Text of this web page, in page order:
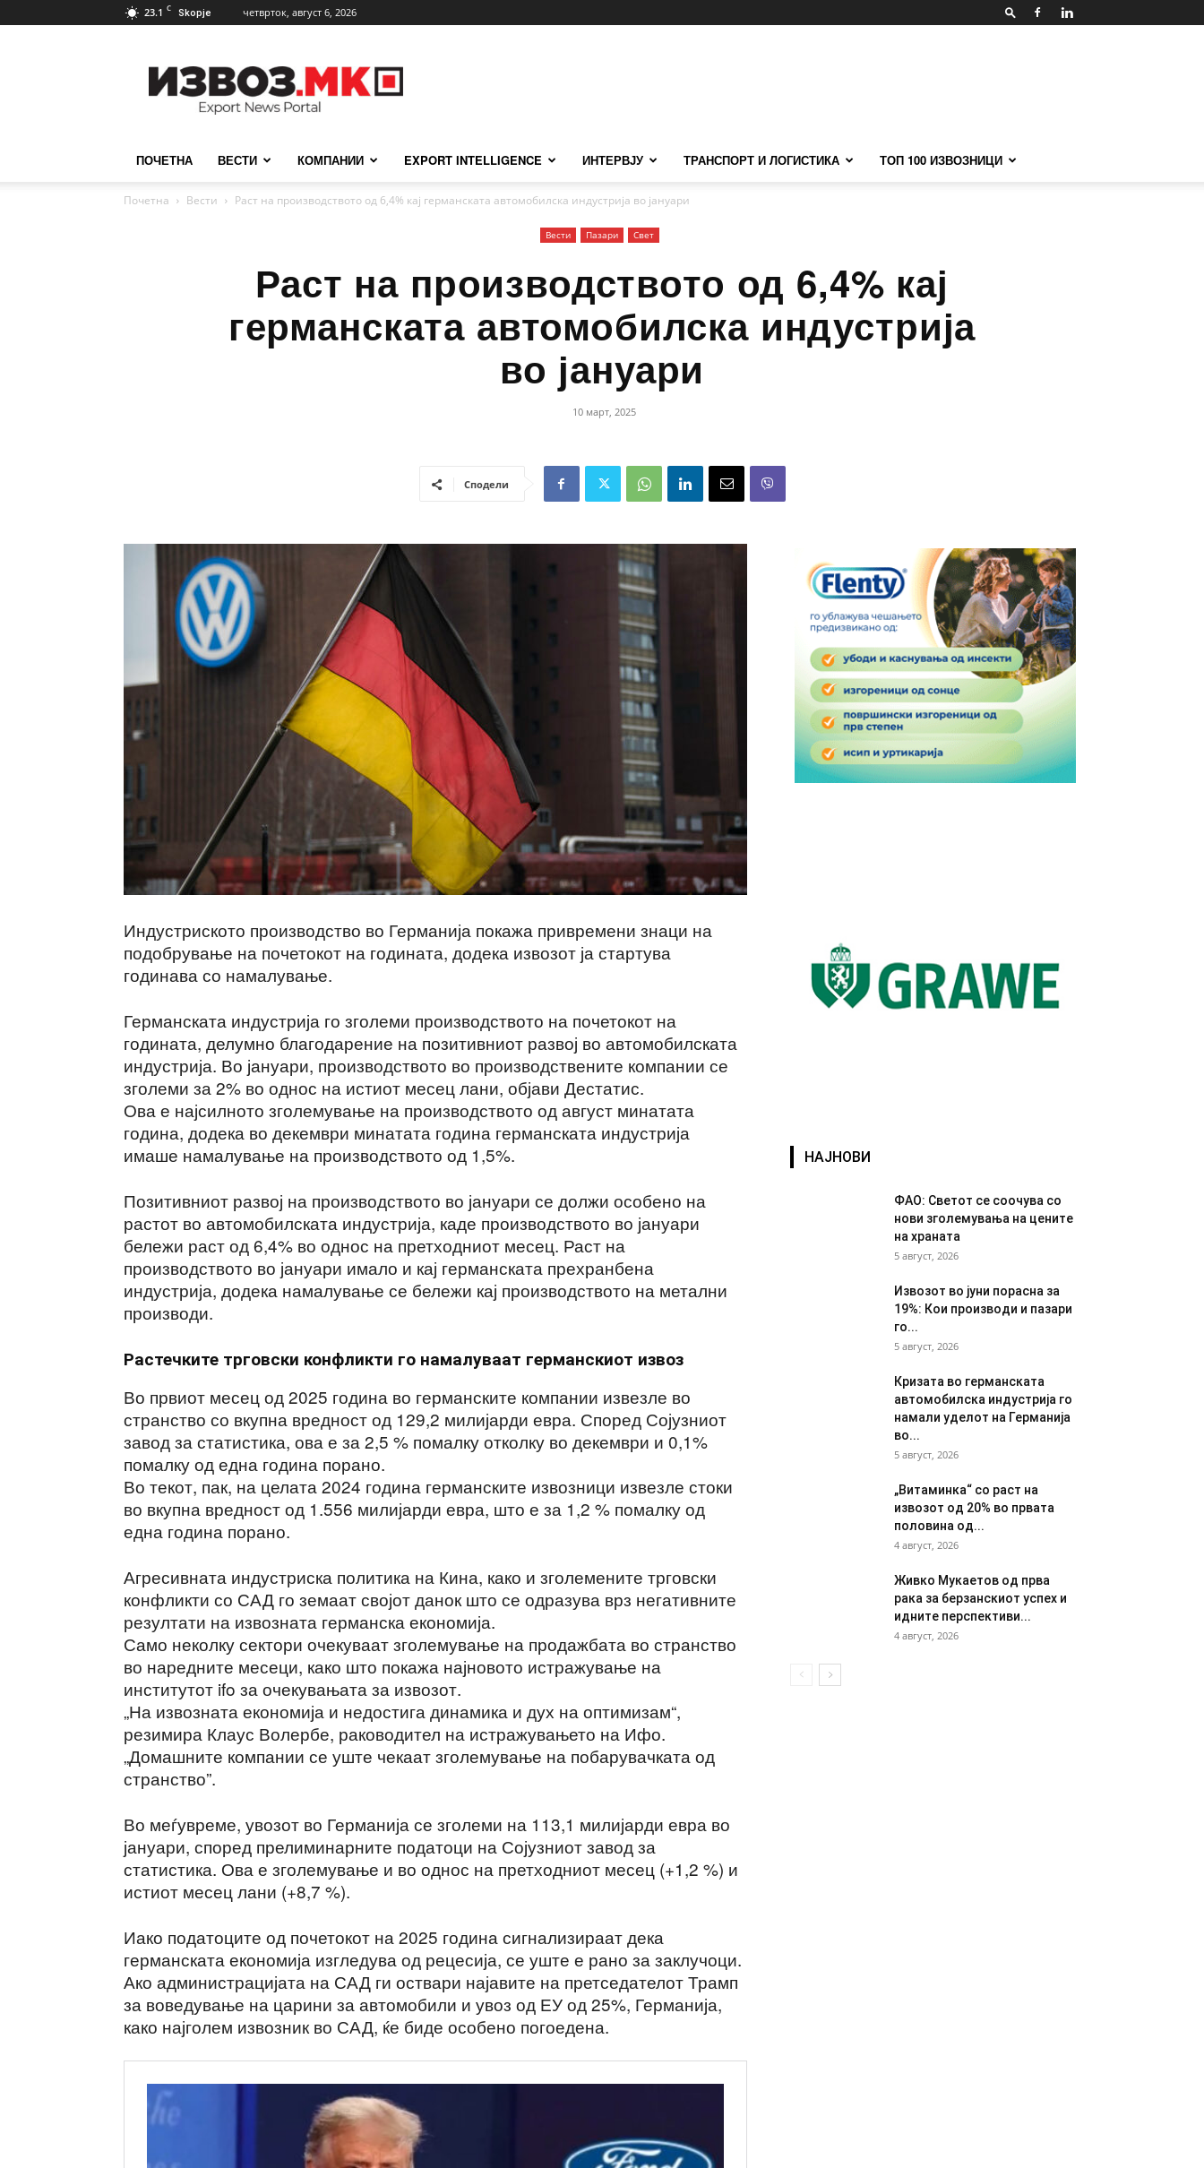
23.1 C Skopje четврток, август 6, 2026
ПОЧЕТНА ВЕСТИ КОМПАНИИ EXPORT INTELLIGENCE ИНТЕРВЈУ ТРАНСПОРТ И ЛОГИСТИКА ТОП 100 ИЗВОЗНИЦИ
Почетна Вести Раст на производството од 6,4% кај германската автомобилска индустрија во јануари
Вести Пазари Свет
Раст на производството од 6,4% кај
германската автомобилска индустрија
во јануари
10 март, 2025
Сподели
Индустриското производство во Германија покажа привремени знаци на
подобрување на почетокот на годината, додека извозот ја стартува
годинава со намалување.
Германската индустрија го зголеми производството на почетокот на
годината, делумно благодарение на позитивниот развој во автомобилската
индустрија. Во јануари, производството во производствените компании се
зголеми за 2% во однос на истиот месец лани, објави Дестатис.
Ова е најсилното зголемување на производството од август минатата
година, додека во декември минатата година германската индустрија
имаше намалување на производството од 1,5%.
Позитивниот развој на производството во јануари се должи особено на
растот во автомобилската индустрија, каде производството во јануари
бележи раст од 6,4% во однос на претходниот месец. Раст на
производството во јануари имало и кај германската прехранбена
индустрија, додека намалување се бележи кај производството на метални
производи.
Растечките трговски конфликти го намалуваат германскиот извоз
Во првиот месец од 2025 година во германските компании извезле во
странство со вкупна вредност од 129,2 милијарди евра. Според Сојузниот
завод за статистика, ова е за 2,5 % помалку отколку во декември и 0,1%
помалку од една година порано.
Во текот, пак, на целата 2024 година германските извозници извезле стоки
во вкупна вредност од 1.556 милијарди евра, што е за 1,2 % помалку од
една година порано.
Агресивната индустриска политика на Кина, како и зголемените трговски
конфликти со САД го земаат својот данок што се одразува врз негативните
резултати на извозната германска економија.
Само неколку сектори очекуваат зголемување на продажбата во странство
во наредните месеци, како што покажа најновото истражување на
институтот ifo за очекувањата за извозот.
„На извозната економија и недостига динамика и дух на оптимизам“,
резимира Клаус Волербе, раководител на истражувањето на Ифо.
„Домашните компании се уште чекаат зголемување на побарувачката од
странство”.
Во меѓувреме, увозот во Германија се зголеми на 113,1 милијарди евра во
јануари, според прелиминарните податоци на Сојузниот завод за
статистика. Ова е зголемување и во однос на претходниот месец (+1,2 %) и
истиот месец лани (+8,7 %).
Иако податоците од почетокот на 2025 година сигнализираат дека
германската економија изгледува од рецесија, се уште е рано за заклучоци.
Ако администрацијата на САД ги оствари најавите на претседателот Трамп
за воведување на царини за автомобили и увоз од ЕУ од 25%, Германија,
како најголем извозник во САД, ќе биде особено погоедена.
НАЈНОВИ
ФАО: Светот се соочува со
нови зголемувања на цените
на храната
5 август, 2026
Извозот во јуни порасна за
19%: Кои производи и пазари
го...
5 август, 2026
Кризата во германската
автомобилска индустрија го
намали уделот на Германија
во...
5 август, 2026
„Витаминка“ со раст на
извозот од 20% во првата
половина од...
4 август, 2026
Живко Мукаетов од прва
рака за берзанскиот успех и
идните перспективи...
4 август, 2026